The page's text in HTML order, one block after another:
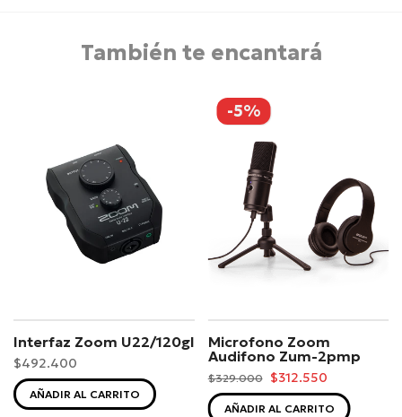
También te encantará
Interfaz Zoom U22/120gl
$492.400
AÑADIR AL CARRITO
-5%
Microfono Zoom
Audifono Zum-2pmp
$329.000 $312.550
AÑADIR AL CARRITO